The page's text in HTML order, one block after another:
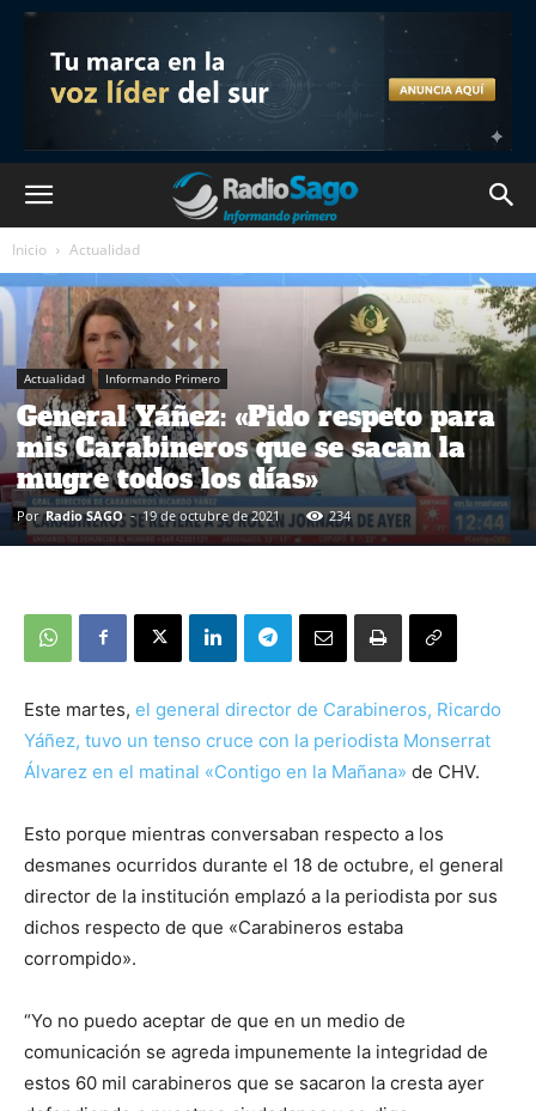
Inicio Actualidad
Actualidad Informando Primero
General Yáñez: «Pido respeto para
mis Carabineros que se sacan la
mugre todos los días»
Por Radio SAGO - 19 de octubre de 2021 234
Este martes, el general director de Carabineros, Ricardo
Yáñez, tuvo un tenso cruce con la periodista Monserrat
Álvarez en el matinal «Contigo en la Mañana» de CHV.
Esto porque mientras conversaban respecto a los
desmanes ocurridos durante el 18 de octubre, el general
director de la institución emplazó a la periodista por sus
dichos respecto de que «Carabineros estaba
corrompido».
“Yo no puedo aceptar de que en un medio de
comunicación se agreda impunemente la integridad de
estos 60 mil carabineros que se sacaron la cresta ayer